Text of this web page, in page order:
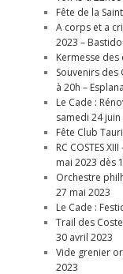
Fête de la
A corps et a
2023 –
Kermesse des
Souvenirs des
à 20h –
Le Cade :
samedi 24
Fête Club
RC COSTES
mai 2023 dès
Orchestre
27 mai 2023
Le Cade :
Trail des
30 avril 2023
Vide grenier
2023